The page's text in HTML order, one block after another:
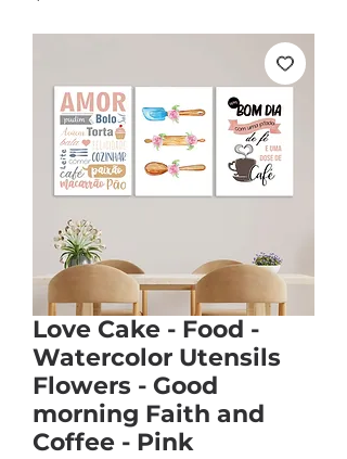
Love Cake - Food -
Watercolor Utensils
Flowers - Good
morning Faith and
Coffee - Pink